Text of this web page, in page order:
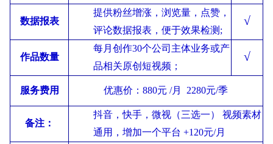
数据报表
提供粉丝增涨，浏览量，点赞，
评论数据报表，便于效果检测;
√
作品数量
每月创作30个公司主体业务或产
品相关原创短视频；
√
服务费用 优惠价：880元 /月 2280元/季
备注：
抖音，快手，微视（三选一） 视频素材
通用，增加一个平台 +120元/月